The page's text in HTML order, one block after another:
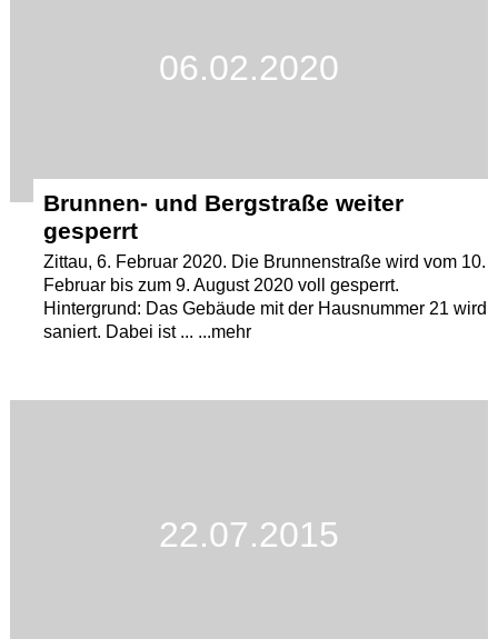
06.02.2020
Brunnen- und Bergstraße weiter
gesperrt
Zittau, 6. Februar 2020. Die Brunnenstraße wird vom 10.
Februar bis zum 9. August 2020 voll gesperrt.
Hintergrund: Das Gebäude mit der Hausnummer 21 wird
saniert. Dabei ist ... ...mehr
22.07.2015